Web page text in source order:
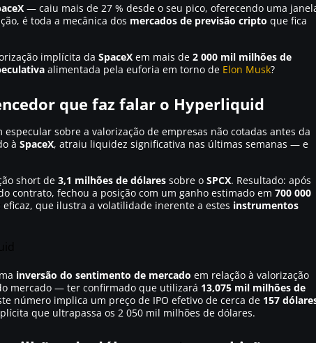
— caiu mais de 27 % desde o seu pico, oferecendo uma
é toda a mecânica dos mercados de previsão cripto que fica
implícita da SpaceX em mais de 2 000 mil milhões de
alimentada pela euforia em torno de Elon Musk?
que faz falar o Hyperliquid
especular sobre a valorização de empresas não cotadas antes da
à SpaceX, atraiu liquidez significativa nas últimas semanas — e
short de 3,1 milhões de dólares sobre o SPCX. Resultado: após
contrato, fechou a posição com um ganho estimado em 700 000
que ilustra a volatilidade inerente a estes instrumentos
inversão do sentimento de mercado em relação à valorização
mercado — ter confirmado que utilizará 13,075 mil milhões de
número implica um preço de IPO efetivo de cerca de 157
que ultrapassa os 2 050 mil milhões de dólares.